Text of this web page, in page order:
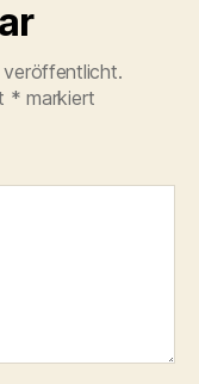
veröffentlicht.
* markiert